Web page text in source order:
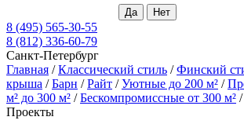
8 (495) 565-30-55
8 (812) 336-60-79
Санкт-Петербург
Главная /Классический стиль /Финский
крыша /Барн /Райт /Уютные до 200 м² /
м² до 300 м² /Бескомпромиссные от 300 м² /
Проекты